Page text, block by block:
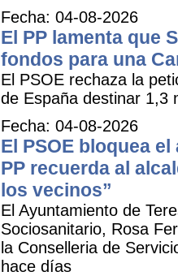
Fecha: 04-08-2026
El PP lamenta que
fondos para una
El PSOE rechaza la
de España destinar 1,3
Fecha: 04-08-2026
El PSOE bloquea
PP recuerda al
los vecinos”
El Ayuntamiento de
Sociosanitario, Rosa
la Conselleria de
hace días